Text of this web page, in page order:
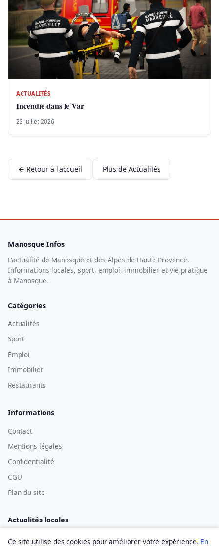
ACTUALITÉS
Incendie dans le Var
23 juillet 2026
← Retour à l'accueil Plus de Actualités
Manosque Infos
L'actualité de Manosque et des Alpes-de-Haute-Provence.
Informations locales, sport, emploi, immobilier et vie pratique
à Manosque.
Catégories
Actualités
Sport
Emploi
Immobilier
Restaurants
Informations
Contact
Mentions légales
Confidentialité
CGU
Plan du site
Actualités locales
Ce site utilise des cookies pour améliorer votre expérience. En